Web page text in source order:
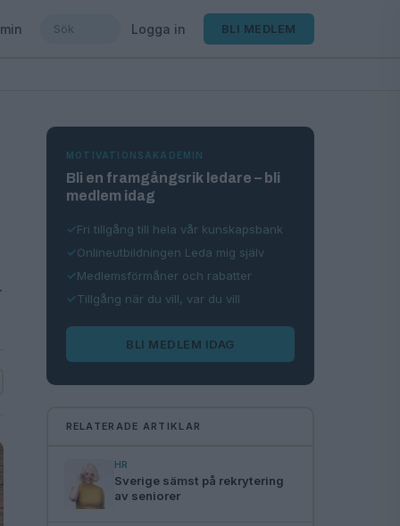
Logga in BLI MEDLEM
MOTIVATIONSAKADEMIN
Bli en framgångsrik ledare – bli
medlem idag
Fri tillgång till hela vår kunskapsbank
Onlineutbildningen Leda mig själv
Medlemsförmåner och rabatter
Tillgång när du vill, var du vill
BLI MEDLEM IDAG
RELATERADE ARTIKLAR
HR
Sverige sämst på rekrytering
av seniorer